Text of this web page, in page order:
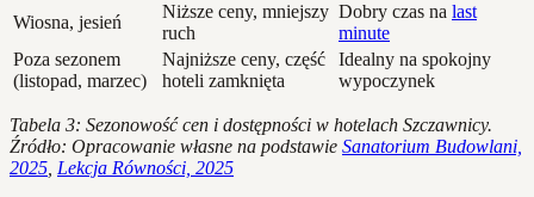
Wiosna, jesień
Niższe ceny, mniejszy
ruch
Dobry czas na last
minute
Poza sezonem
(listopad, marzec)
Najniższe ceny, część
hoteli zamknięta
Idealny na spokojny
wypoczynek
Tabela 3: Sezonowość cen i dostępności w hotelach Szczawnicy.
Źródło: Opracowanie własne na podstawie Sanatorium Budowlani,
2025 Lekcja Równości, 2025